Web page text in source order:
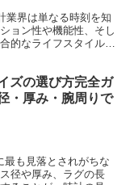
業界は単なる時刻を知
ョン性や機能性、そし
的なライフスタイルア
ファ...
・厚み・腕周りで